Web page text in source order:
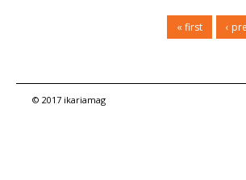
« first ‹
© 2017 ikariamag